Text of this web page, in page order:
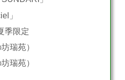
」
季限定
瑞苑）
瑞苑）